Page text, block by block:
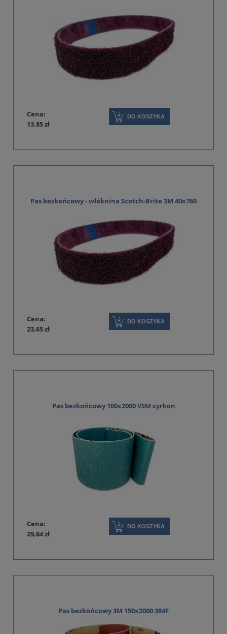
Cena:
13,85 zł
DO KOSZYKA
Pas bezkońcowy - włóknina Scotch-Brite 3M 40x760
Cena:
23,65 zł
DO KOSZYKA
Pas bezkońcowy 100x2000 VSM cyrkon
Cena:
29,64 zł
DO KOSZYKA
Pas bezkońcowy 3M 150x2000 384F